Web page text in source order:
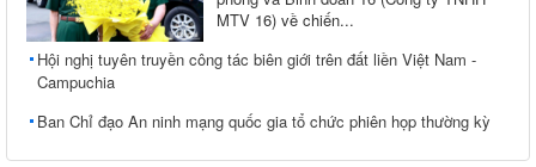
MTV 16) về chiến...
Hội nghị tuyên truyền công tác biên giới trên đất liền Việt Nam -
Campuchia
Ban Chỉ đạo An ninh mạng quốc gia tổ chức phiên họp thường kỳ